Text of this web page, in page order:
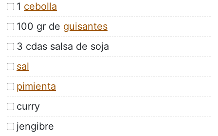
1 cebolla
100 gr de guisantes
3 cdas salsa de soja
sal
pimienta
curry
jengibre